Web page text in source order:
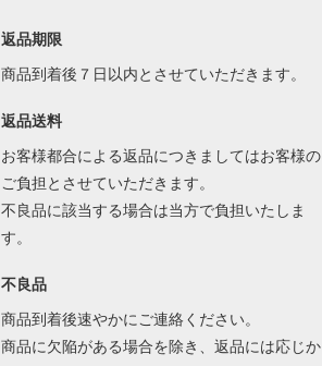
返品期限
商品到着後７日以内とさせていただきます。
返品送料
お客様都合による返品につきましてはお客様の
ご負担とさせていただきます。
不良品に該当する場合は当方で負担いたしま
す。
不良品
商品到着後速やかにご連絡ください。
商品に欠陥がある場合を除き、返品には応じか